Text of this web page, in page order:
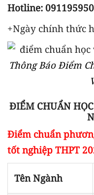
Hotline:
+Ngày chính thức
Thông Báo Điểm
ĐIỂM CHUẨN
Điểm chuẩn
tốt nghiệp THPT
Tên Ngành